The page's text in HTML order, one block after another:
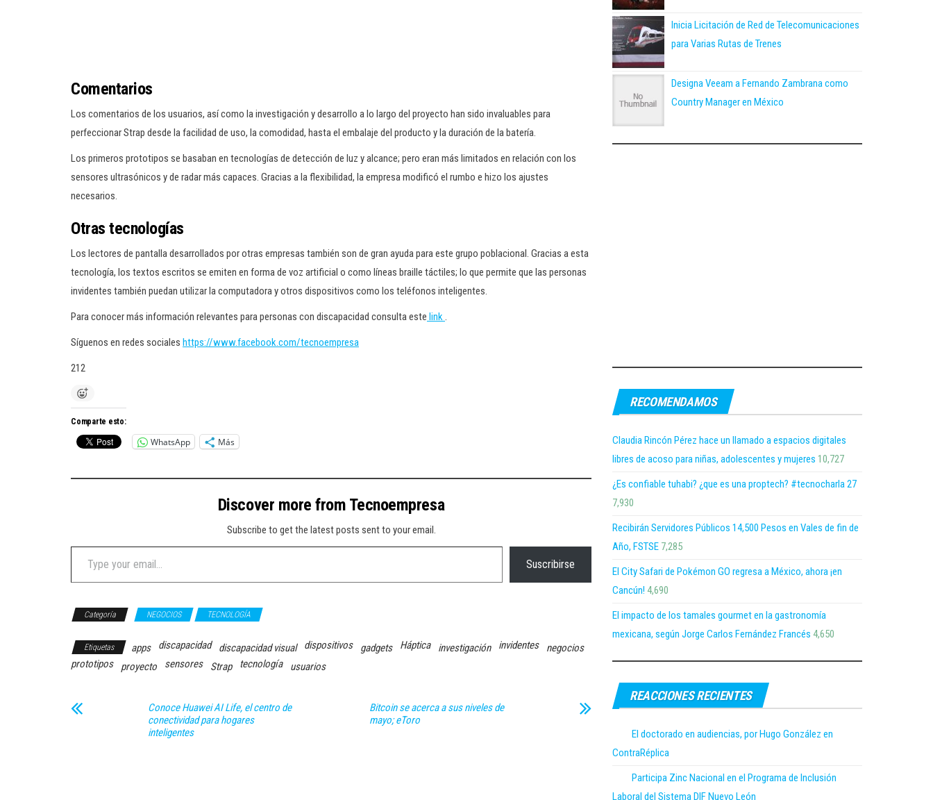
Comentarios
Los comentarios de los usuarios, así como la investigación y desarrollo a lo largo del proyecto han sido invaluables para
perfeccionar Strap desde la facilidad de uso, la comodidad, hasta el embalaje del producto y la duración de la batería.
Los primeros prototipos se basaban en tecnologías de detección de luz y alcance; pero eran más limitados en relación con los
sensores ultrasónicos y de radar más capaces. Gracias a la flexibilidad, la empresa modificó el rumbo e hizo los ajustes
necesarios.
Otras tecnologías
Los lectores de pantalla desarrollados por otras empresas también son de gran ayuda para este grupo poblacional. Gracias a esta
tecnología, los textos escritos se emiten en forma de voz artificial o como líneas braille táctiles; lo que permite que las personas
invidentes también puedan utilizar la computadora y otros dispositivos como los teléfonos inteligentes.
Para conocer más información relevantes para personas con discapacidad consulta este link .
Síguenos en redes sociales https://www.facebook.com/tecnoempresa
212
Comparte esto:
WhatsApp Más
Discover more from Tecnoempresa
Subscribe to get the latest posts sent to your email.
Type your email…
Suscribirse
Categoría NEGOCIOS TECNOLOGÍA
Etiquetas apps discapacidad discapacidad visual dispositivos gadgets Háptica investigación invidentes
negocios
prototipos
proyecto sensores Strap tecnología usuarios
Conoce Huawei AI Life, el centro de
conectividad para hogares
inteligentes
Bitcoin se acerca a sus niveles de
mayo; eToro
Inicia Licitación de Red de Telecomunicaciones
para Varias Rutas de Trenes
Designa Veeam a Fernando Zambrana como
Country Manager en México
RECOMENDAMOS
Claudia Rincón Pérez hace un llamado a espacios digitales
libres de acoso para niñas, adolescentes y mujeres 10,727
¿Es confiable tuhabi? ¿que es una proptech? #tecnocharla 27
7,930
Recibirán Servidores Públicos 14,500 Pesos en Vales de fin de
Año, FSTSE 7,285
El City Safari de Pokémon GO regresa a México, ahora ¡en
Cancún! 4,690
El impacto de los tamales gourmet en la gastronomía
mexicana, según Jorge Carlos Fernández Francés 4,650
REACCIONES RECIENTES
El doctorado en audiencias, por Hugo González en
ContraRéplica
Participa Zinc Nacional en el Programa de Inclusión
Laboral del Sistema DIF Nuevo León